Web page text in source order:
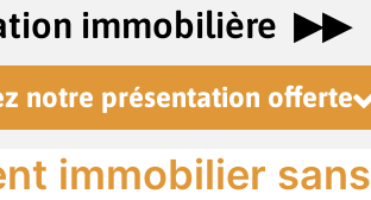
immobilière ▶︎▶︎
notre présentation offerte
immobilier sans